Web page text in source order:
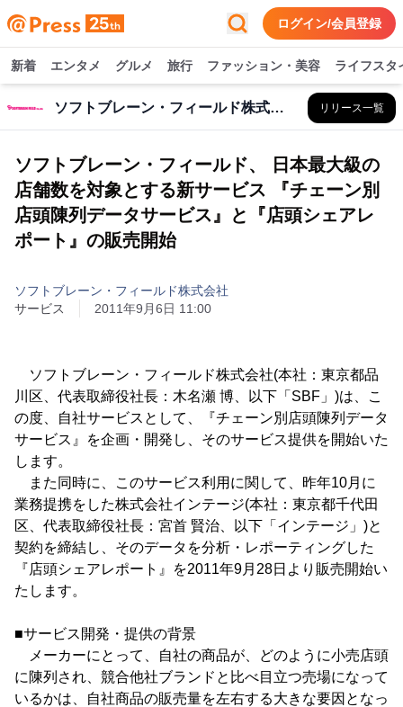
ログイン/会員登録
新着 エンタメ グルメ 旅行 ファッション・美容 ライフスタ
ソフトブレーン・フィールド株式会社 リリース一覧
ソフトブレーン・フィールド、 日本最大級の
店舗数を対象とする新サービス 『チェーン別
店頭陳列データサービス』と『店頭シェアレ
ポート』の販売開始
ソフトブレーン・フィールド株式会社
サービス
2011年9月6日 11:00
ソフトブレーン・フィールド株式会社(本社：東京都品
川区、代表取締役社長：木名瀬 博、以下「SBF」)は、こ
の度、自社サービスとして、『チェーン別店頭陳列データ
サービス』を企画・開発し、そのサービス提供を開始いた
します。
また同時に、このサービス利用に関して、昨年10月に
業務提携をした株式会社インテージ(本社：東京都千代田
区、代表取締役社長：宮首 賢治、以下「インテージ」)と
契約を締結し、そのデータを分析・レポーティングした
『店頭シェアレポート』を2011年9月28日より販売開始い
たします。
■サービス開発・提供の背景
メーカーにとって、自社の商品が、どのように小売店頭
に陳列され、競合他社ブランドと比べ目立つ売場になって
いるかは、自社商品の販売量を左右する大きな要因となっ